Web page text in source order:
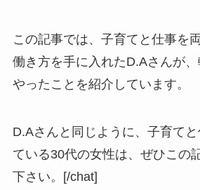
この記事では、子育てと仕事を
働き方を手に入れたD.Aさんが
やったことを紹介しています。
D.Aさんと同じように、子育て
ている30代の女性は、ぜひこの
下さい。[/chat]